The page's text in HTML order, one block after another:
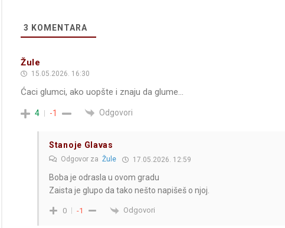
3 KOMENTARA
Žule
15.05.2026. 16:30
Ćaci glumci, ako uopšte i znaju da glume…
4 -1 Odgovori
Stanoje Glavas
Odgovor za Žule 17.05.2026. 12:59
Boba je odrasla u ovom gradu
Zaista je glupo da tako nešto napišeš o njoj.
0 -1 Odgovori